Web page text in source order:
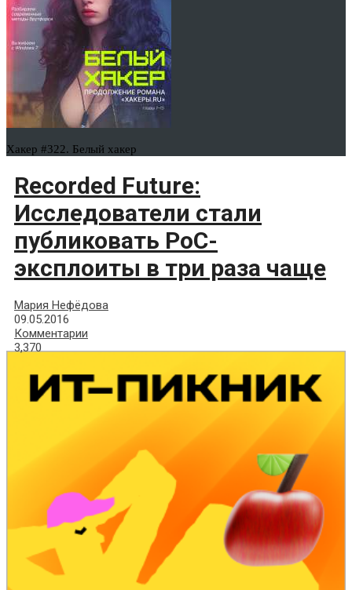
Хакер #322. Белый хакер
Recorded Future:
Исследователи стали
публиковать PoC-
эксплоиты в три раза чаще
Мария Нефёдова
09.05.2016
Комментарии
3,370